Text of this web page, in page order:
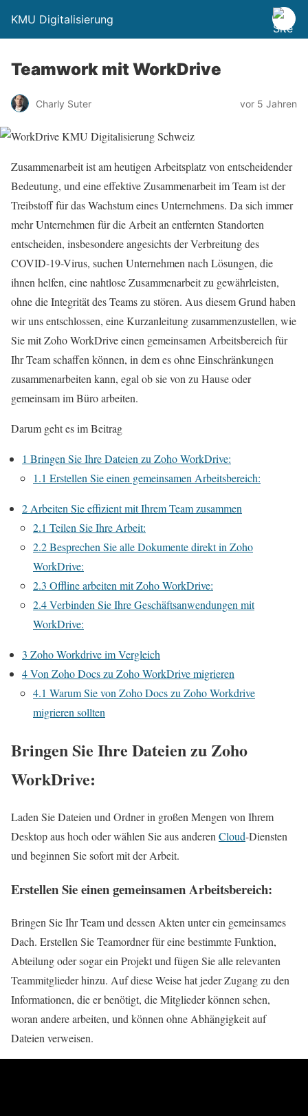
KMU Digitalisierung
Teamwork mit WorkDrive
Charly Suter vor 5 Jahren
Zusammenarbeit ist amheutigen Arbeitsplatz von entscheidender
Bedeutung, und eine effektive Zusammenarbeit im Team ist der
Treibstoff fürdasWachstum eines Unternehmens. Da sich immer
mehr Unternehmen für die Arbeit an entfernten Standorten
entscheiden, insbesondere angesichts der Verbreitung des
COVID-19-Virus, suchen Unternehmen nach Lösungen, die
ihnen helfen, eine nahtlose Zusammenarbeit zu gewährleisten,
ohnedieIntegrität des Teams zu stören. Aus diesem Grund haben
wir uns entschlossen, eine Kurzanleitung zusammenzustellen, wie
Sie mit Zoho WorkDrive einen gemeinsamen Arbeitsbereich für
Ihr Team schaffen können, in dem es ohne Einschränkungen
zusammenarbeiten kann, egal ob sie von zu Hause oder
gemeinsam im Büro arbeiten.
Darum geht es im Beitrag
1 Bringen Sie Ihre Dateien zu Zoho WorkDrive:
1.1 Erstellen Sie einen gemeinsamen Arbeitsbereich:
2 Arbeiten Sie effizient mit Ihrem Team zusammen
2.1 Teilen Sie Ihre Arbeit:
2.2Besprechen Sie alle Dokumente direkt in Zoho
WorkDrive:
2.3 Offline arbeiten mit Zoho WorkDrive:
2.4Verbinden Sie Ihre Geschäftsanwendungen mit
WorkDrive:
3 Zoho Workdrive im Vergleich
4Von Zoho Docs zu Zoho WorkDrive migrieren
4.1 Warum Sie von Zoho Docs zu Zoho Workdrive
migrieren sollten
Bringen Sie Ihre Dateien zu Zoho
WorkDrive:
Laden Sie Dateien und Ordner in großen Mengen von Ihrem
Desktop aus hoch oder wählen Sie aus anderen Cloud-Diensten
und beginnen Sie sofort mit der Arbeit.
Erstellen Sie einen gemeinsamen Arbeitsbereich:
Bringen Sie Ihr Team und dessen Akten unter ein gemeinsames
Dach. Erstellen Sie Teamordner für eine bestimmte Funktion,
Abteilung oder sogar ein Projekt und fügen Sie alle relevanten
Teammitglieder hinzu. Auf diese Weise hat jeder Zugang zu den
Informationen, die er benötigt, die Mitglieder können sehen,
woran andere arbeiten, und können ohne Abhängigkeit auf
Dateien verweisen.